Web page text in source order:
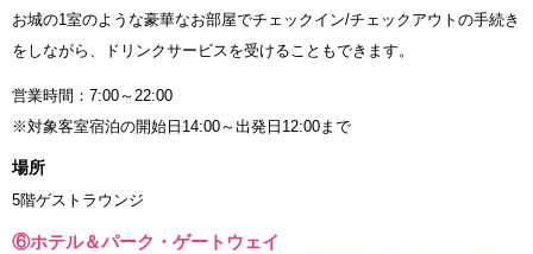
お城の1室のような豪華なお部屋でチェックイン/チェックアウトの手続き
をしながら、ドリンクサービスを受けることもできます。
営業時間：7:00～22:00
※対象客室宿泊の開始日14:00～出発日12:00まで
場所
5階ゲストラウンジ
⑥ホテル＆パーク・ゲートウェイ